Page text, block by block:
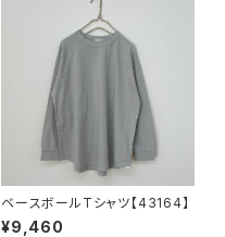
ベースボールTシャツ【43164】
¥9,460